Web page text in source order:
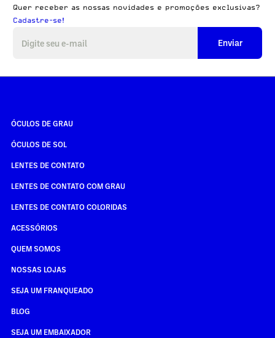
Quer receber as nossas novidades e promoções exclusivas?
Cadastre-se!
Enviar
ÓCULOS DE GRAU
ÓCULOS DE SOL
LENTES DE CONTATO
LENTES DE CONTATO COM GRAU
LENTES DE CONTATO COLORIDAS
ACESSÓRIOS
QUEM SOMOS
NOSSAS LOJAS
SEJA UM FRANQUEADO
BLOG
SEJA UM EMBAIXADOR